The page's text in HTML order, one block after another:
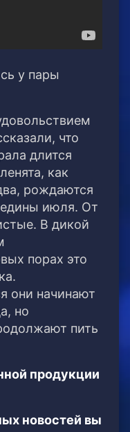
у пары
что
длится
как
рождаются
июля. От
В дикой
порах это
они начинают
но
пить
продукции
новостей вы